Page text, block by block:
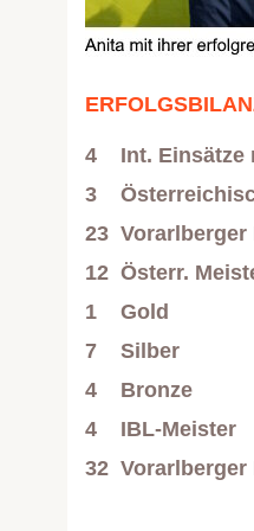
4 Int.
3
23 Vorarlberger
12 Österr.
1 Gold
7 Silber
4 Bronze
4 IBL-Meister
32 Vorarlberger